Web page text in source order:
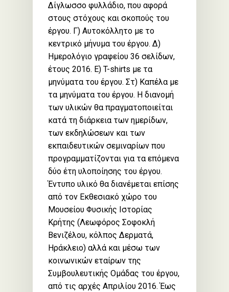
Δίγλωσσο φυλλάδιο, που αφορά
στους στόχους και σκοπούς του
έργου. Γ) Αυτοκόλλητο με το
κεντρικό μήνυμα του έργου. Δ)
Ημερολόγιο γραφείου 36 σελίδων,
έτους 2016. Ε) T-shirts με τα
μηνύματα του έργου. Στ) Καπέλα με
τα μηνύματα του έργου. Η διανομή
των υλικών θα πραγματοποιείται
κατά τη διάρκεια των ημερίδων,
των εκδηλώσεων και των
εκπαιδευτικών σεμιναρίων που
προγραμματίζονται για τα επόμενα
δύο έτη υλοποίησης του έργου.
Έντυπο υλικό θα διανέμεται επίσης
από τον Εκθεσιακό χώρο του
Μουσείου Φυσικής Ιστορίας
Κρήτης (Λεωφόρος Σοφοκλή
Βενιζέλου, κόλπος Δερματά,
Ηράκλειο) αλλά και μέσω των
κοινωνικών εταίρων της
Συμβουλευτικής Ομάδας του έργου,
από τις αρχές Απριλίου 2016. Έως